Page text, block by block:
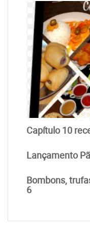
Capítulo 10
Lançamento
Bombons,
6